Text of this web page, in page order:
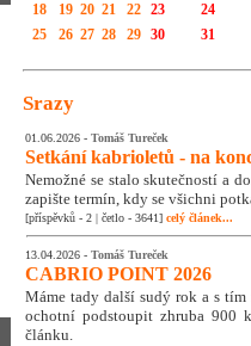
18
19 20 21 22 23
24
25
26 27 28 29 30 31
Srazy
01.06.2026 - Tomáš Tureček
Setkání kabrioletů - na
Nemožné se stalo skutečností a
zapište termín, kdy se všichni
[příspěvků - 2 | četlo - 3641] celý článek...
13.04.2026 - Tomáš Tureček
CABRIO POINT 2026
Máme tady další sudý rok a s
ochotní podstoupit zhruba 900
článku.